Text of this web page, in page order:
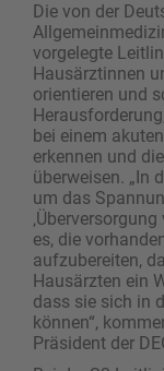
Die von der
vorgelegte
Hausärztinnen
orientieren und
bei einem
erkennen und
überweisen. „In
um das
es, die
aufzubereiten,
Hausärzten ein
dass sie sich in
können“,
Präsident der